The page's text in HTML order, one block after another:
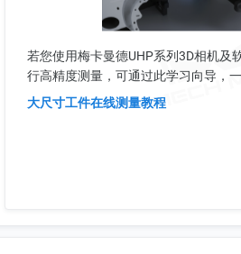
若您使用梅卡曼德UHP系列3D相机及
行高精度测量，可通过此学习向导，
大尺寸工件在线测量教程